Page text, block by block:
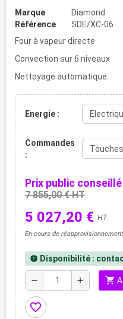
Marque
Diamond
Référence
SDE/XC-06
Four à vapeur directe
Convection sur 6 niveaux
Nettoyage automatique.
Energie :
Commandes
:
Prix public conseillé
7 855,00 € HT
5 027,20 € HT
En cours de réapprovisionnement
new_releases Disponibilité :
remove add shopping_cart
favorite_border